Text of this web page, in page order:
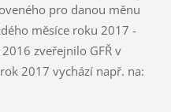
pro danou měnu
měsíce roku 2017 -
zveřejnilo GFŘ v
2017 vychází např. na: